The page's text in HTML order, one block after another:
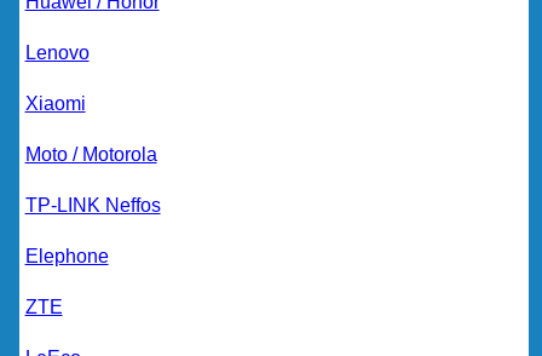
Lenovo
Xiaomi
Moto / Motorola
TP-LINK Neffos
Elephone
ZTE